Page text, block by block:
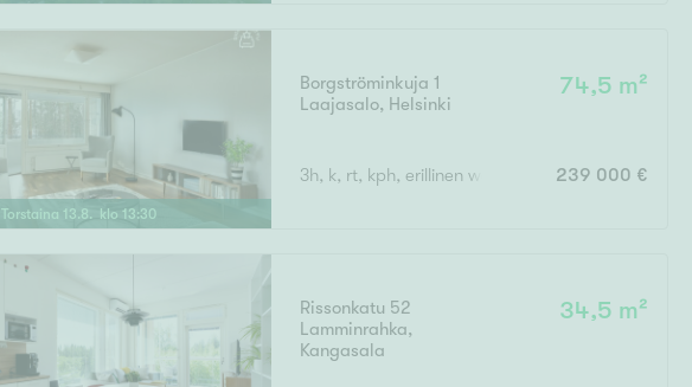
Torstaina 13.8. klo 13:30
Borgströminkuja 1
Laajasalo, Helsinki
74,5 m²
3h, k, rt, kph, erillinen wc, vh, lasitettu parveke
239 000 €
Rissonkatu 52
Lamminrahka,
Kangasala
34,5 m²